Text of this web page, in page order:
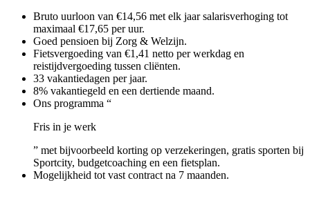
Bruto uurloon van €14,56 met elk jaar salarisverhoging tot
maximaal €17,65 per uur.
Goed pensioen bij Zorg & Welzijn.
Fietsvergoeding van €1,41 netto per werkdag en
reistijdvergoeding tussen cliënten.
33 vakantiedagen per jaar.
8% vakantiegeld en een dertiende maand.
Ons programma “
Fris in je werk
” met bijvoorbeeld korting op verzekeringen, gratis sporten bij
Sportcity, budgetcoaching en een fietsplan.
Mogelijkheid tot vast contract na 7 maanden.